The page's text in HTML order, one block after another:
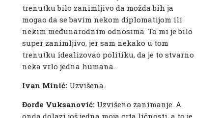
trenutku bilo zanimljivo da možda bih ja
mogao da se bavim nekom diplomatijom ili
nekim međunarodnim odnosima. To mi je bilo
super zanimljivo, jer sam nekako u tom
trenutku idealizovao politiku, da je to stvarno
neka vrlo jedna humana…
Ivan Minić:Uzvišena.
Đorđe Vuksanović:Uzvišeno zanimanje. A